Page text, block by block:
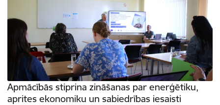
Apmācībās stiprina zināšanas par enerģētiku,
aprites ekonomiku un sabiedrības iesaisti